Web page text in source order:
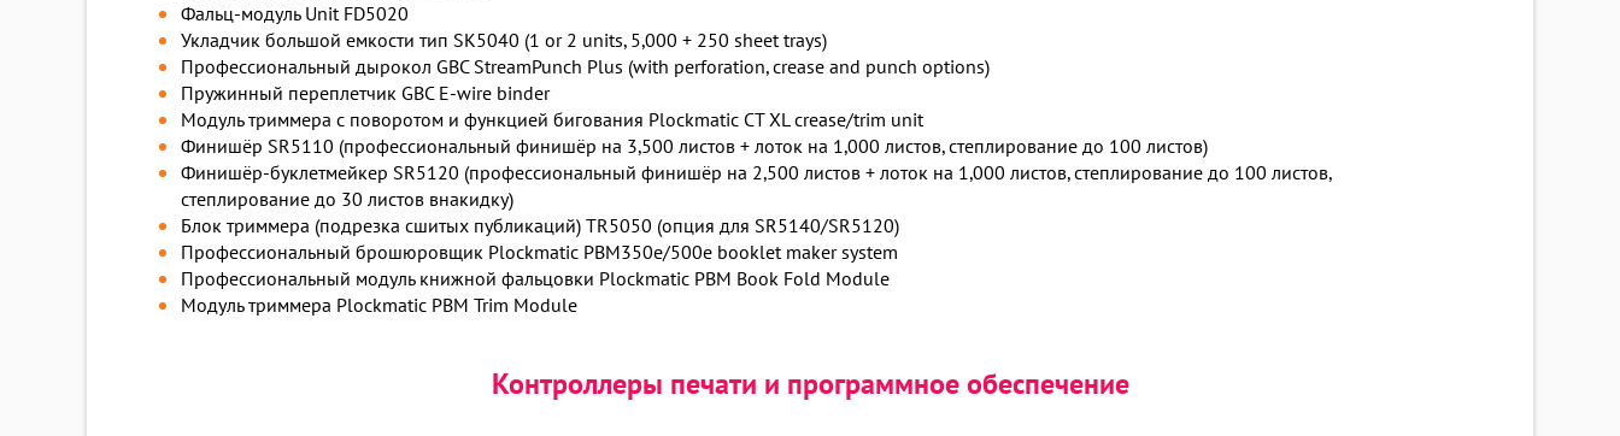
Фальц-модуль Unit FD5020
Укладчик большой емкости тип SK5040 (1 or 2 units, 5,000 + 250 sheet trays)
Профессиональный дырокол GBC StreamPunch Plus (with perforation, crease and punch options)
Пружинный переплетчик GBC E-wire binder
Модуль триммера с поворотом и функцией бигования Plockmatic CT XL crease/trim unit
Финишёр SR5110 (профессиональный финишёр на 3,500 листов + лоток на 1,000 листов, степлирование до 100 листов)
Финишёр-буклетмейкер SR5120 (профессиональный финишёр на 2,500 листов + лоток на 1,000 листов, степлирование до 100 листов,
степлирование до 30 листов внакидку)
Блок триммера (подрезка сшитых публикаций) TR5050 (опция для SR5140/SR5120)
Профессиональный брошюровщик Plockmatic PBM350e/500e booklet maker system
Профессиональный модуль книжной фальцовки Plockmatic PBM Book Fold Module
Модуль триммера Plockmatic PBM Trim Module
Контроллеры печати и программное обеспечение